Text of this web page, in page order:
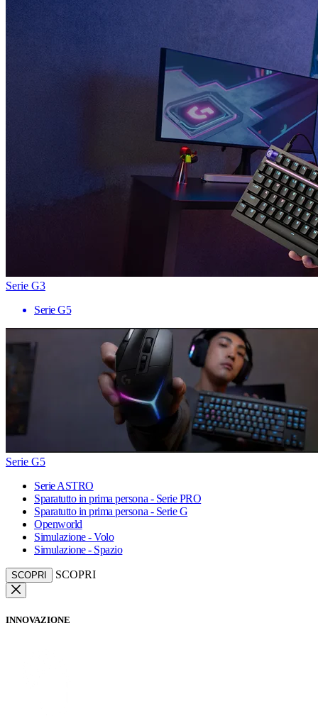
Serie G3
Serie G5
Serie G5
Serie ASTRO
Sparatutto in prima persona - Serie PRO
Sparatutto in prima persona - Serie G
Openworld
Simulazione - Volo
Simulazione - Spazio
SCOPRI SCOPRI
INNOVAZIONE